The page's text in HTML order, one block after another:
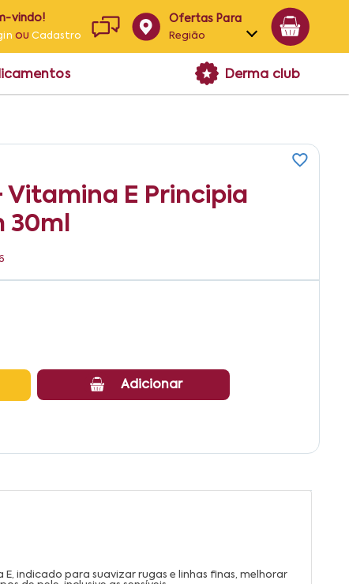
vindo!
ouCadastro
Ofertas Para
Região
Alagoas
Derma club
Vitamina E Principia
30ml
Adicionar
indicado para suavizar rugas e linhas finas, melhorar